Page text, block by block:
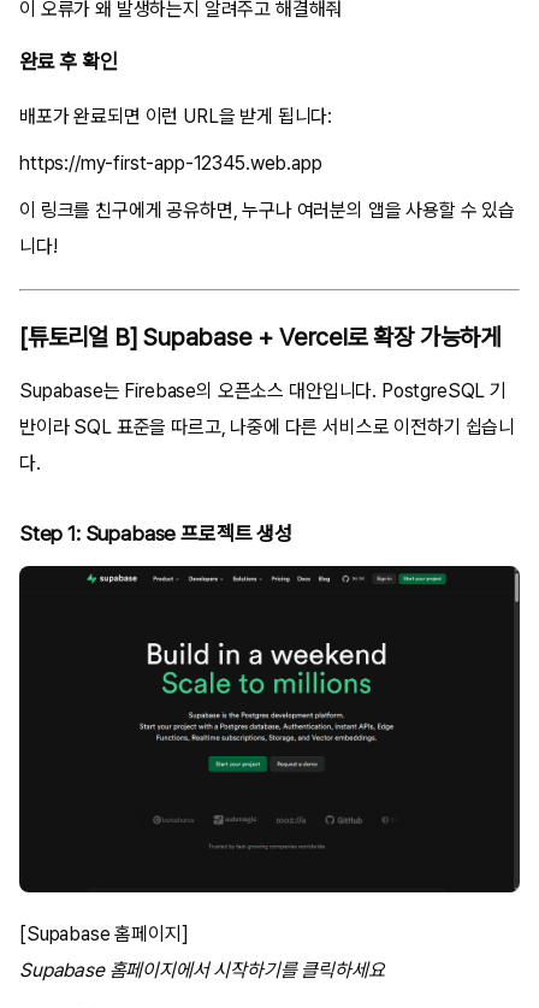
완료 후 확인
배포가 완료되면 이런 URL을 받게 됩니다:
이 링크를 친구에게 공유하면, 누구나 여러분의 앱을 사용할 수 있습
니다!
[튜토리얼 B] Supabase + Vercel로 확장 가능하게
Supabase는 Firebase의 오픈소스 대안입니다. PostgreSQL 기
반이라 SQL 표준을 따르고, 나중에 다른 서비스로 이전하기 쉽습니
다.
Step 1: Supabase 프로젝트 생성
[Supabase 홈페이지]
Supabase 홈페이지에서 시작하기를 클릭하세요